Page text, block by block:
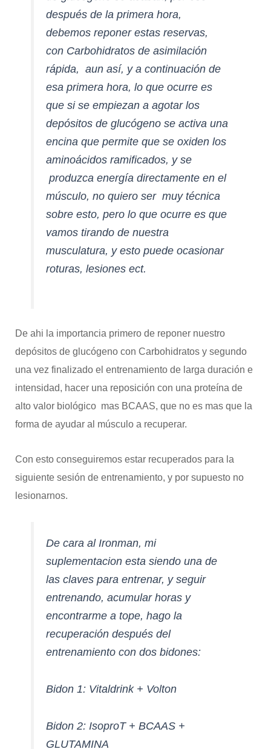
después de la primera hora,
debemos reponer estas reservas,
con Carbohidratos de asimilación
rápida, aun así, y a continuación de
esa primera hora, lo que ocurre es
que si se empiezan a agotar los
depósitos de glucógeno se activa una
encina que permite que se oxiden los
aminoácidos ramificados, y se
produzca energía directamente en el
músculo, no quiero ser muy técnica
sobre esto, pero lo que ocurre es que
vamos tirando de nuestra
musculatura, y esto puede ocasionar
roturas, lesiones ect.
De ahi la importancia primero de reponer nuestro
depósitos de glucógeno con Carbohidratos y segundo
una vez finalizado el entrenamiento de larga duración e
intensidad, hacer una reposición con una proteína de
alto valor biológico mas BCAAS, que no es mas que la
forma de ayudar al músculo a recuperar.
Con esto conseguiremos estar recuperados para la
siguiente sesión de entrenamiento, y por supuesto no
lesionarnos.
De cara al Ironman, mi
suplementacion esta siendo una de
las claves para entrenar, y seguir
entrenando, acumular horas y
encontrarme a tope, hago la
recuperación después del
entrenamiento con dos bidones:
Bidon 1: Vitaldrink + Volton
Bidon 2: IsoproT + BCAAS +
GLUTAMINA